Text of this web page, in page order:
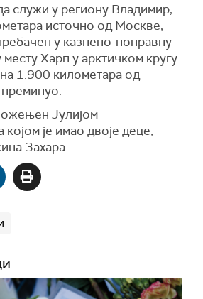
служи у региону Владимир,
источно од Москве,
у казнено-поправну
Харп у арктичком кругу
1.900 километара од
преминуо.
Јулијом
је имао двоје деце,
Захара.